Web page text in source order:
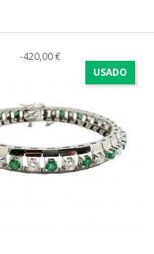
USADO
-420,00 €